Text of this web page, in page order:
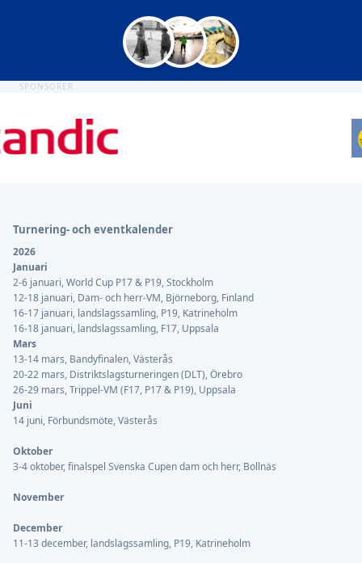
SPONSORER
Turnering- och eventkalender
2026
Januari
2-6 januari, World Cup P17 & P19, Stockholm
12-18 januari, Dam- och herr-VM, Björneborg, Finland
16-17 januari, landslagssamling, P19, Katrineholm
16-18 januari, landslagssamling, F17, Uppsala
Mars
13-14 mars, Bandyfinalen, Västerås
20-22 mars, Distriktslagsturneringen (DLT), Örebro
26-29 mars, Trippel-VM (F17, P17 & P19), Uppsala
Juni
14 juni, Förbundsmöte, Västerås
Oktober
3-4 oktober, finalspel Svenska Cupen dam och herr, Bollnäs
November
December
11-13 december, landslagssamling, P19, Katrineholm